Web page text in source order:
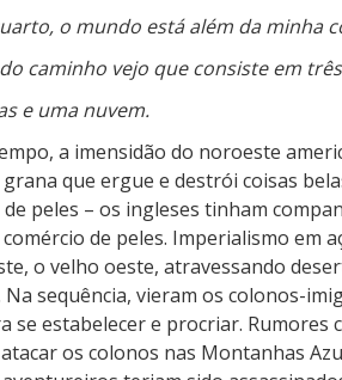
o mundo está além da minha
caminho vejo que consiste em
uma nuvem.
a imensidão do noroeste
que ergue e destrói coisas
de peles – os ingleses tinham
de peles. Imperialismo em
o velho oeste, atravessando
Na sequência, vieram os colonos-
se estabelecer e procriar. Rumores
os colonos nas Montanhas